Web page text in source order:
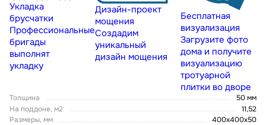
Укладка
брусчатки
Профессиональные
бригады
выполнят
укладку
Дизайн-проект
мощения
Создадим
уникальный
дизайн мощения
Бесплатная
визуализация
Загрузите фото
дома и получите
визуализацию
тротуарной
плитки во дворе
Толщина
50 мм
На поддоне, м2
11,52
Размеры, мм
400х400х50